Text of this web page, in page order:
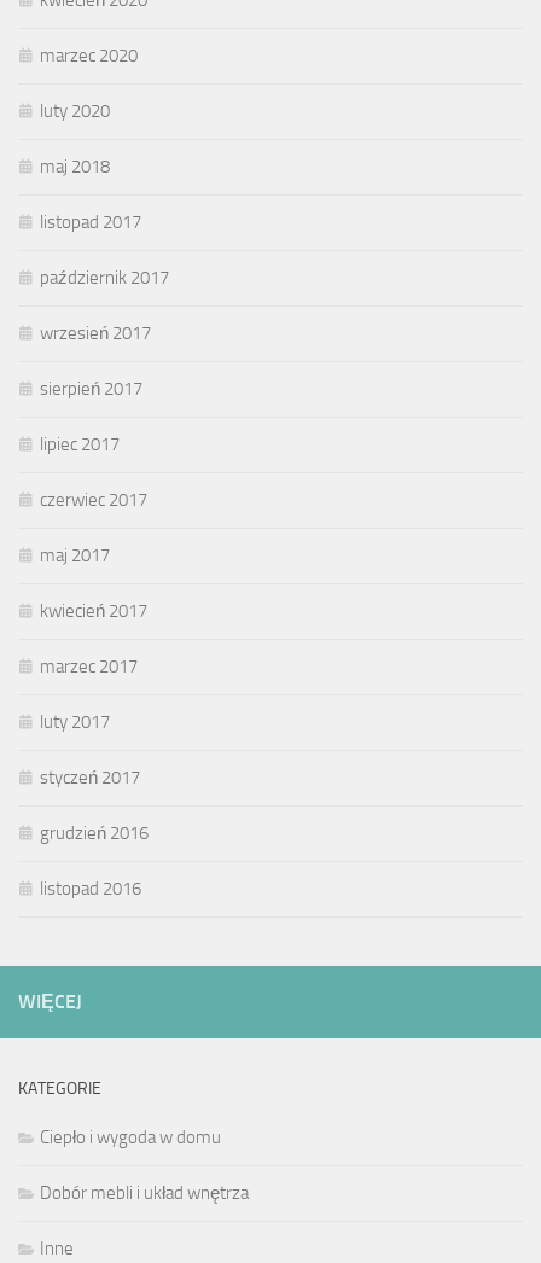
marzec 2020
luty 2020
maj 2018
listopad 2017
październik 2017
wrzesień 2017
sierpień 2017
lipiec 2017
czerwiec 2017
maj 2017
kwiecień 2017
marzec 2017
luty 2017
styczeń 2017
grudzień 2016
listopad 2016
WIĘCEJ
KATEGORIE
Ciepło i wygoda w domu
Dobór mebli i układ wnętrza
Inne